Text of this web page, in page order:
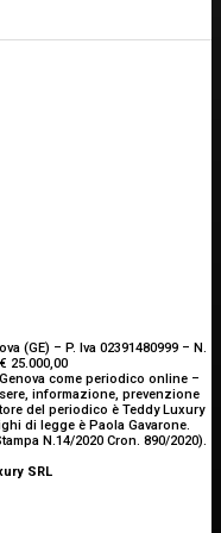
(GE) – P. Iva 02391480999 – N.
25.000,00
come periodico online –
informazione, prevenzione
del periodico è Teddy Luxury
di legge è Paola Gavarone.
N.14/2020 Cron. 890/2020).
SRL